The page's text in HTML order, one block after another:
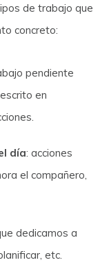
de trabajo que
concreto:
pendiente
en
día: acciones
el compañero,
dedicamos a
etc.